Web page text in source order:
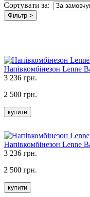
Сортувати за:
Фільтр >
Напівкомбінезон Lenne
3 236 грн.
2 500 грн.
купити
Напівкомбінезон Lenne
3 236 грн.
2 500 грн.
купити